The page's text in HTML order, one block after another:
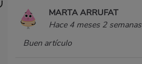
MARTA ARRUFAT
Hace 4 meses 2 semanas
Buen artículo